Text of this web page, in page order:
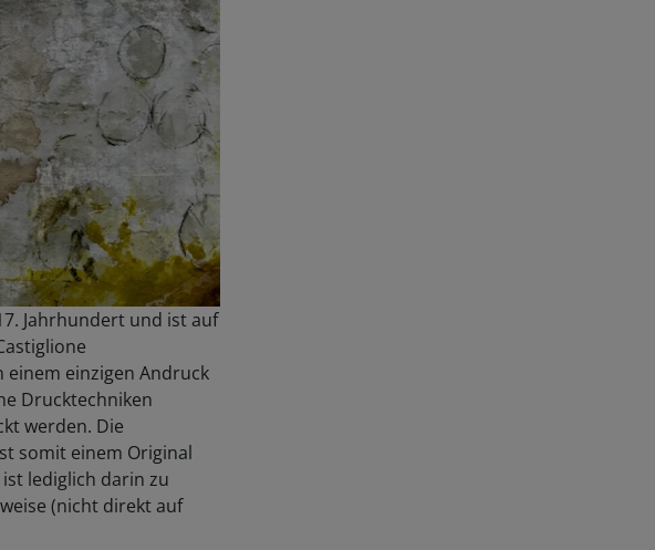
Jahrhundert und ist auf
einzigen Andruck
Drucktechniken
werden. Die
somit einem Original
lediglich darin zu
(nicht direkt auf